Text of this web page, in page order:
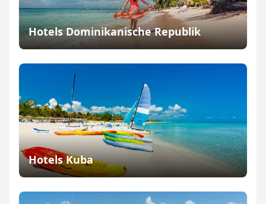
Hotels Dominikanische Republik
Hotels Kuba